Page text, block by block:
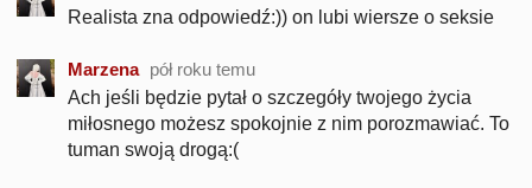
Realista zna odpowiedź:)) on lubi wiersze o seksie
Marzena pół roku temu
Ach jeśli będzie pytał o szczegóły twojego życia
miłosnego możesz spokojnie z nim porozmawiać. To
tuman swoją drogą:(